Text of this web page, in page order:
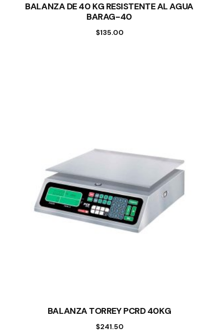
BALANZA DE 40 KG RESISTENTE AL AGUA
BARAG-40
$135.00
BALANZA TORREY PCRD 40KG
$241.50